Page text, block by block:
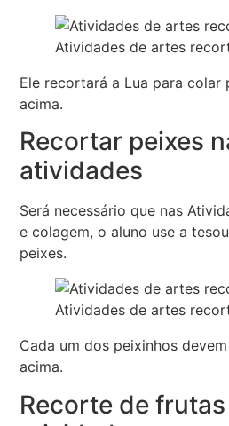
Atividades de artes
Ele recortará a Lua para colar
acima.
Recortar peixes
atividades
Será necessário que nas
e colagem, o aluno use a
peixes.
Atividades de artes
Cada um dos peixinhos
acima.
Recorte de